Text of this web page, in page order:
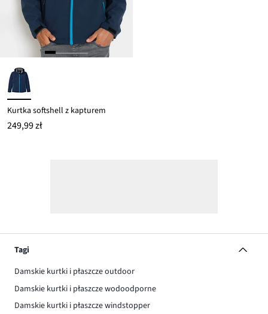
Kurtka softshell z kapturem
249,99 zł
Tagi
Damskie kurtki i płaszcze outdoor
Damskie kurtki i płaszcze wodoodporne
Damskie kurtki i płaszcze windstopper